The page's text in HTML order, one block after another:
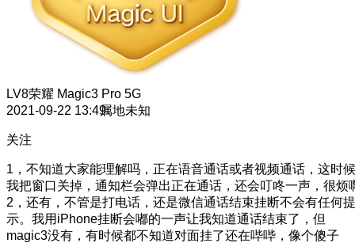
LV8荣耀 Magic3 Pro 5G
2021-09-22 13:49属地未知
关注
1，不知道大家能理解吗，正在语音通话或者视频通话，这时候
我把窗口关掉，通知栏会弹出正在通话，还会叮咚一声，很烦
2，还有，不管是打电话，还是微信通话结束挂断不会有任何提
示。我用iPhone挂断会嘟的一声让我知道通话结束了，但
magic3没有，有时候都不知道对面挂了还在哔哔，像个傻子